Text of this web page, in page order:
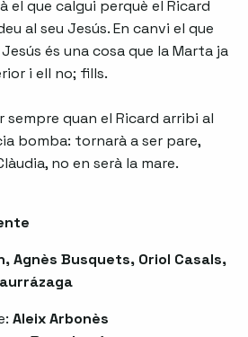
el que calgui perquè el Ricard
al seu Jesús. En canvi el que
és una cosa que la Marta ja
i ell no; fills.
quan el Ricard arribi al
bomba: tornarà a ser pare,
no en serà la mare.
Agnès Busquets, Oriol Casals,
Aleix Arbonès